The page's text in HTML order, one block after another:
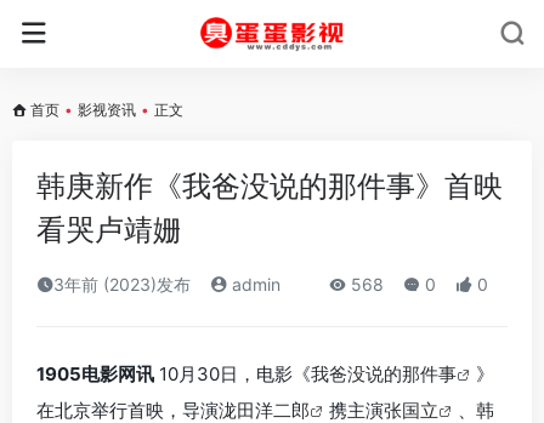
首页 • 影视资讯 • 正文
韩庚新作《我爸没说的那件事》首映
看哭卢靖姗
3年前 (2023)发布 admin 568 0 0
1905电影网讯 10月30日，电影《我爸没说的那件事
》
在北京举行首映，导演泷田洋二郎 携主演张国立 、 韩